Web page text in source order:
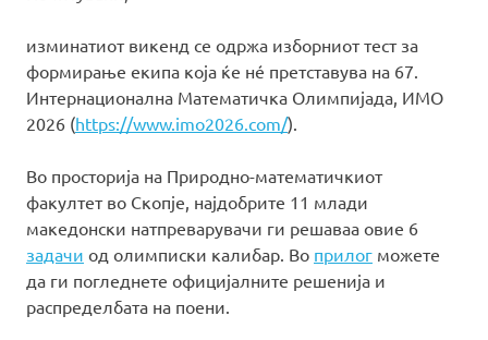
изминатиот викенд се одржа изборниот тест за
формирање екипа која ќе нé претставува на 67.
Интернационална Математичка Олимпијада, ИМО
2026 (https://www.imo2026.com/).
Во просторија на Природно-математичкиот
факултет во Скопје, најдобрите 11 млади
македонски натпреварувачи ги решаваa овие 6
задачи од олимписки калибар. Во прилог можете
да ги погледнете официјалните решенија и
распределбата на поени.